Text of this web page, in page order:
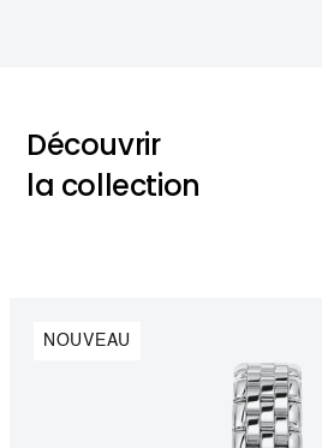
Découvrir
la collection
NOUVEAU